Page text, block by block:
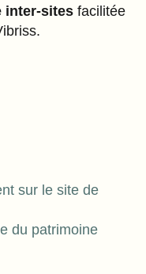
inter-sites facilitée
sur le site de
du patrimoine